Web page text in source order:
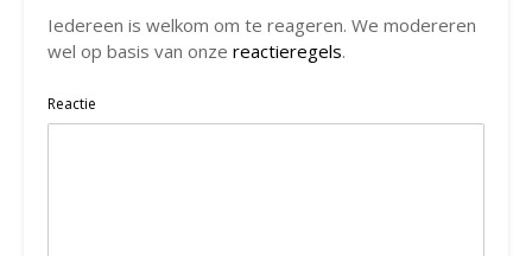
Iedereen is welkom om te reageren. We modereren
wel op basis van onze reactieregels.
Reactie